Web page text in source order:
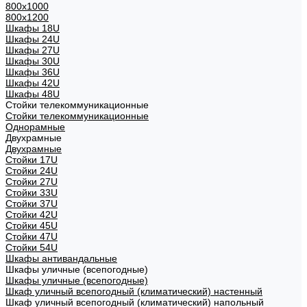
800х1000
800х1200
Шкафы 18U
Шкафы 24U
Шкафы 27U
Шкафы 30U
Шкафы 36U
Шкафы 42U
Шкафы 48U
Стойки телекоммуникационные
Стойки телекоммуникационные
Однорамные
Двухрамные
Двухрамные
Стойки 17U
Стойки 24U
Стойки 27U
Стойки 33U
Стойки 37U
Стойки 42U
Стойки 45U
Стойки 47U
Стойки 54U
Шкафы антивандальные
Шкафы уличные (всепогодные)
Шкафы уличные (всепогодные)
Шкаф уличный всепогодный (климатический) настенный
Шкаф уличный всепогодный (климатический) напольный